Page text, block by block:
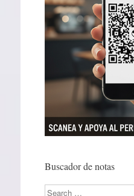
Buscador de notas
Search